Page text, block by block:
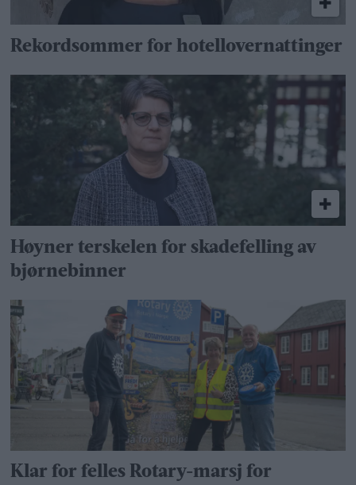
Rekordsommer for hotellovernattinger
Høyner terskelen for skadefelling av
bjørnebinner
Klar for felles Rotary-marsj for